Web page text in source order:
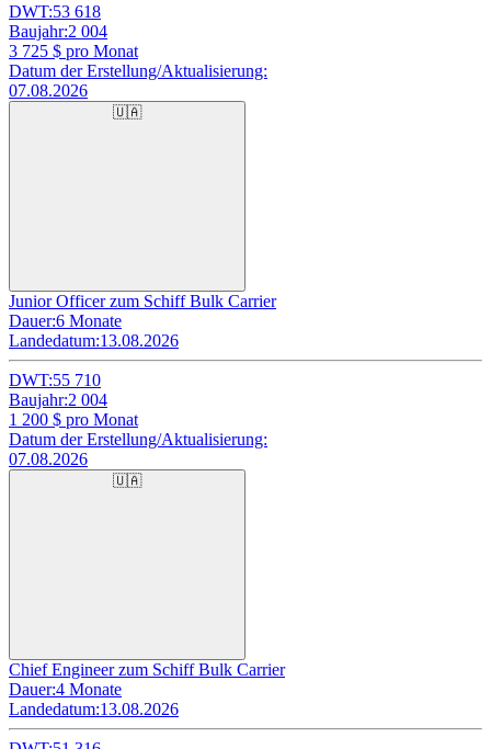
DWT:53 618
Baujahr:2 004
3 725 $ pro Monat
Datum der Erstellung/Aktualisierung:
07.08.2026
🇺🇦
Junior Officer zum Schiff Bulk Carrier
Dauer:6 Monate
Landedatum:13.08.2026
DWT:55 710
Baujahr:2 004
1 200 $ pro Monat
Datum der Erstellung/Aktualisierung:
07.08.2026
🇺🇦
Chief Engineer zum Schiff Bulk Carrier
Dauer:4 Monate
Landedatum:13.08.2026